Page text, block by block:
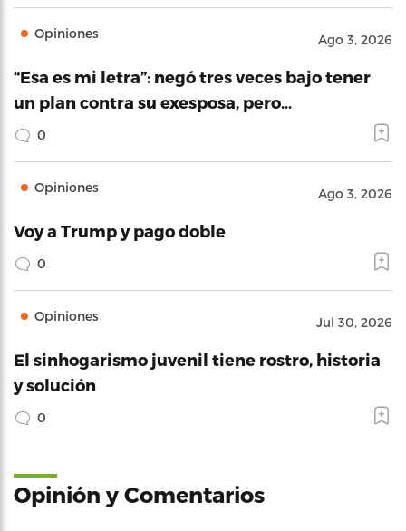
Opiniones Ago 3, 2026
“Esa es mi letra”: negó tres veces bajo tener
un plan contra su exesposa, pero…
0
Opiniones Ago 3, 2026
Voy a Trump y pago doble
0
Opiniones Jul 30, 2026
El sinhogarismo juvenil tiene rostro, historia
y solución
0
Opinión y Comentarios